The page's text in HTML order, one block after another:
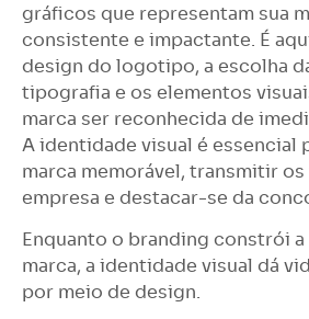
gráficos que representam sua
consistente e impactante. É
design do logotipo, a escolha
tipografia e os elementos
marca ser reconhecida de
A identidade visual é essencial
marca memorável, transmitir os
empresa e destacar-se da
Enquanto o branding constrói a
marca, a identidade visual dá
por meio de design.